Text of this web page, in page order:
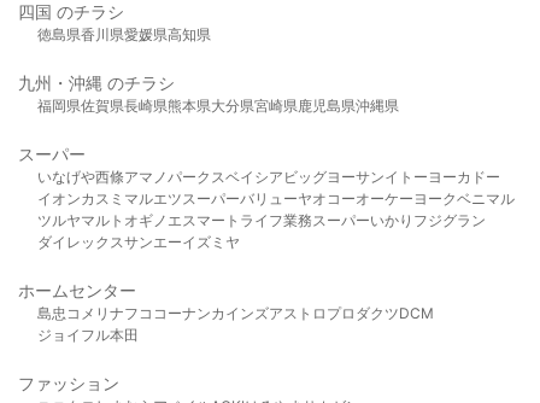
四国 のチラシ
徳島県香川県愛媛県高知県
九州・沖縄 のチラシ
福岡県佐賀県長崎県熊本県大分県宮崎県鹿児島県沖縄県
スーパー
いなげや西條アマノパークスベイシア ビッグヨーサンイトーヨーカドー
イオンカスミ マルエツスーパーバリューヤオコーオーケー ヨークベニマル
ツルヤマルト オギノ エスマート ライフ業務スーパーいかり フジグラン
ダイレックスサンエーイズミヤ
ホームセンター
島忠 コメリ ナフコ コーナンカインズアストロプロダクツDCM
ジョイフル本田
ファッション